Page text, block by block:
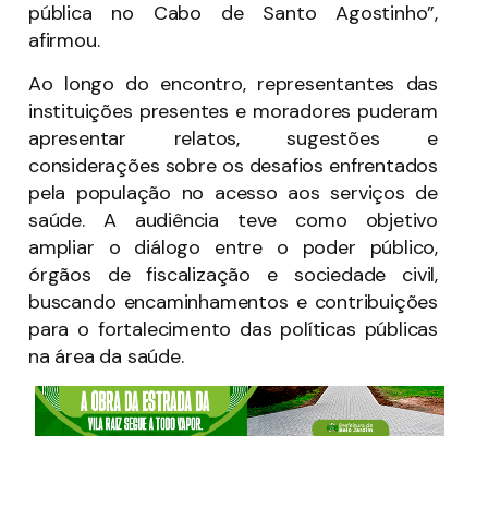
pública no Cabo de Santo Agostinho”,
afirmou.
Ao longo do encontro, representantes das
instituições presentes e moradores puderam
apresentar relatos, sugestões e
considerações sobre os desafios enfrentados
pela população no acesso aos serviços de
saúde. A audiência teve como objetivo
ampliar o diálogo entre o poder público,
órgãos de fiscalização e sociedade civil,
buscando encaminhamentos e contribuições
para o fortalecimento das políticas públicas
na área da saúde.